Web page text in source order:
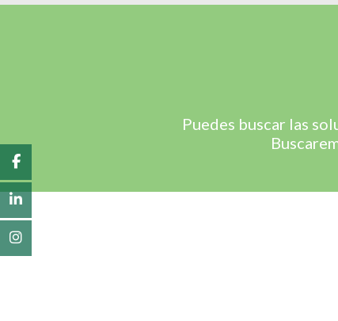
Puedes buscar las